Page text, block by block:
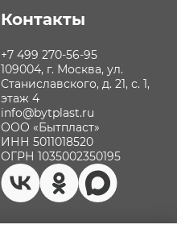
Контакты
+7 499 270-56-95
109004, г. Москва, ул.
Станиславского, д. 21, с. 1,
этаж 4
info@bytplast.ru
ООО «Бытпласт»
ИНН 5011018520
ОГРН 1035002350195